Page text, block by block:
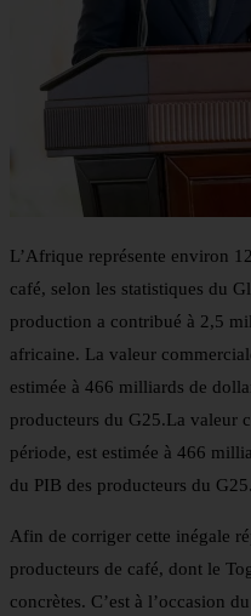
L’Afrique représente environ
café, selon les statistiques du
production a contribué à 2,5
africaine. La valeur
estimée à 466 milliards de
producteurs du G25.La valeur
période, est estimée à 466
du PIB des producteurs du G25.
Afin de corriger cette inégale
producteurs de café, dont le
concrètes. C’est à l’occasion